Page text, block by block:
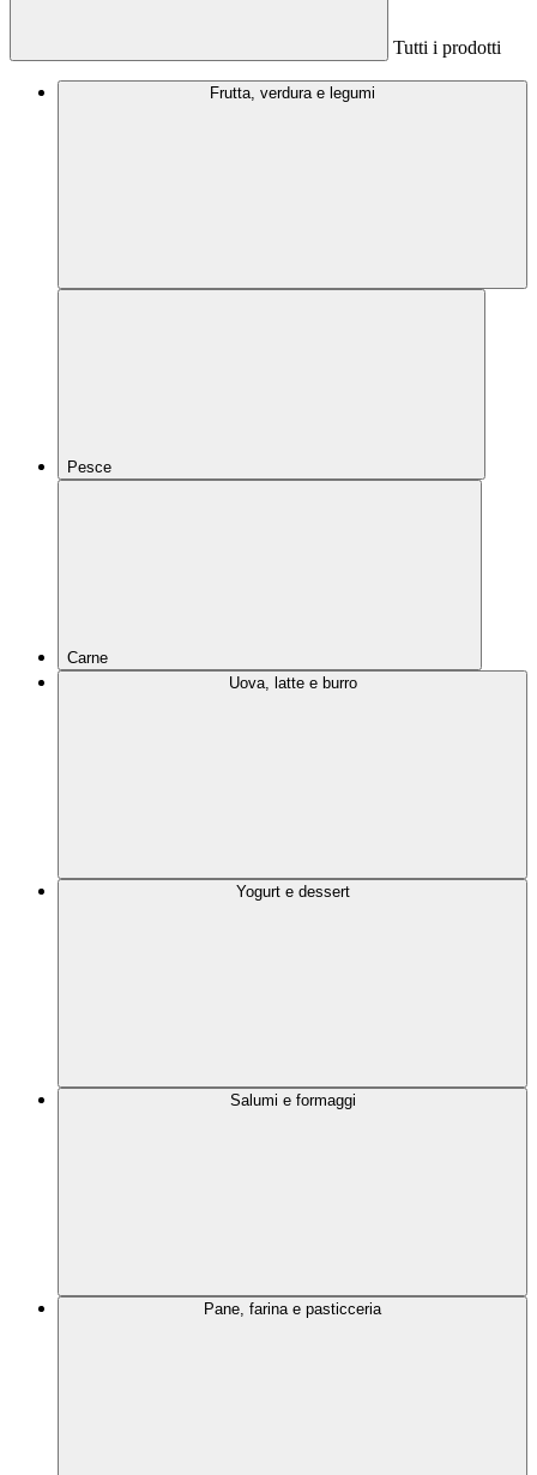
Tutti i prodotti
Frutta, verdura e legumi
Pesce
Carne
Uova, latte e burro
Yogurt e dessert
Salumi e formaggi
Pane, farina e pasticceria